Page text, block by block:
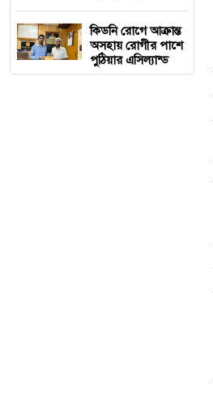
কিডনি রোগে আক্রান্ত
অসহায় রোগীর পাশে
পুঠিয়ার এসিল্যান্ড